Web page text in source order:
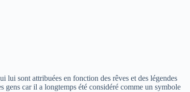
lui sont attribuées en fonction des rêves et des légendes
gens car il a longtemps été considéré comme un symbole